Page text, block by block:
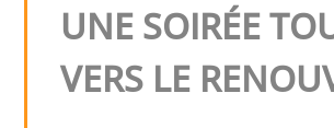
UNE SOIRÉE
VERS LE